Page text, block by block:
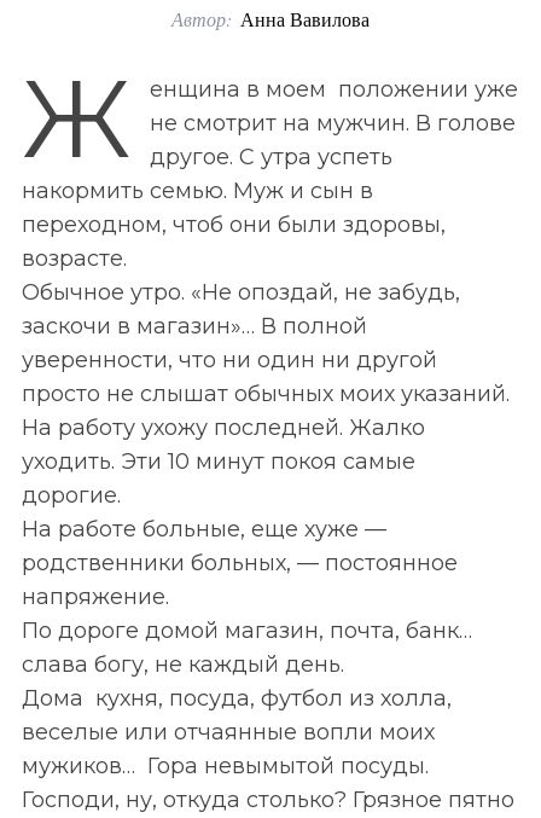
Автор: Анна Вавилова
Ж
енщина в моем положении уже
не смотрит на мужчин. В голове
другое. С утра успеть
накормить семью. Муж и сын в
переходном, чтоб они были здоровы,
возрасте.
Обычное утро. «Не опоздай, не забудь,
заскочи в магазин»… В полной
уверенности, что ни один ни другой
просто не слышат обычных моих указаний.
На работу ухожу последней. Жалко
уходить. Эти 10 минут покоя самые
дорогие.
На работе больные, еще хуже —
родственники больных, — постоянное
напряжение.
По дороге домой магазин, почта, банк…
слава богу, не каждый день.
Дома кухня, посуда, футбол из холла,
веселые или отчаянные вопли моих
мужиков… Гора невымытой посуды.
Господи, ну, откуда столько? Грязное пятно